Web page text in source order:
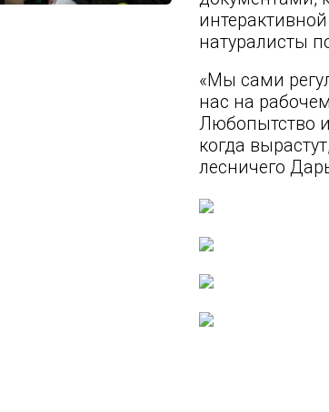
натуралисты
«Мы сами
нас на
Любопытство
когда
лесничего